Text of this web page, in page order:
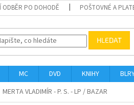
ODBĚR PO DOHODĚ POŠTOVNÉ A
HLEDAT
MC DVD KNIHY
MERTA VLADIMÍR - P. S. - LP / BAZAR